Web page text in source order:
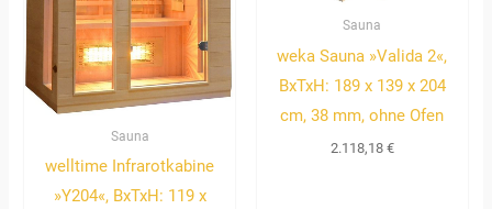
Sauna
welltime Infrarotkabine
»Y204«, BxTxH: 119 x
Sauna
weka Sauna »Valida 2«,
BxTxH: 189 x 139 x 204
cm, 38 mm, ohne Ofen
2.118,18 €